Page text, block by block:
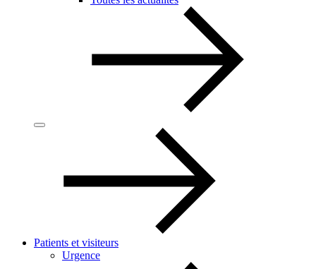
Patients et visiteurs
Urgence